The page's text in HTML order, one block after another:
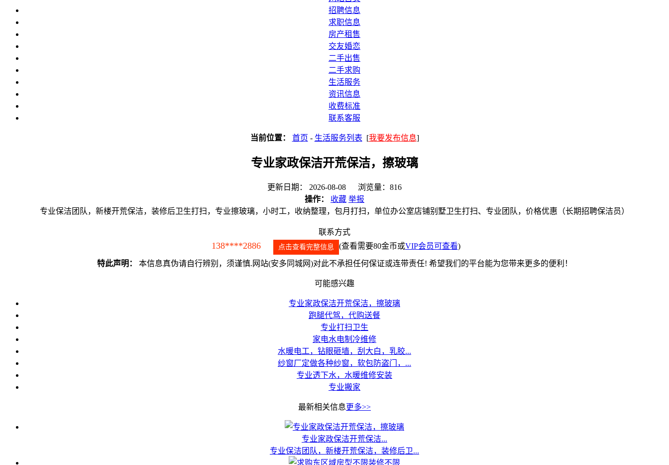
招聘信息
求职信息
房产租售
交友婚恋
二手出售
二手求购
生活服务
资讯信息
收费标准
联系客服
当前位置： 首页 - 生活服务列表 [我要发布信息]
专业家政保洁开荒保洁，擦玻璃
更新日期： 2026-08-08 浏览量：816
操作：
收藏 举报
专业保洁团队，新楼开荒保洁，装修后卫生打扫，专业擦玻璃，小时工，收纳整理，包月打扫，单位办公室店铺别墅卫生打扫、专业团队，价格优惠（长期招聘保洁员）
联系方式
138****2886 点击查看完整信息 (查看需要80金币或VIP会员可查看)
特此声明： 本信息真伪请自行辨别，须谨慎.网站(安多同城网)对此不承担任何保证或连带责任! 希望我们的平台能为您带来更多的便利！
可能感兴趣
专业家政保洁开荒保洁，擦玻璃
跑腿代驾，代购送餐
专业打扫卫生
家电水电制冷维修
水暖电工，钻眼砸墙，刮大白，乳胶...
纱窗厂定做各种纱窗，软包防盗门，...
专业透下水，水暖维修安装
专业搬家
最新相关信息更多>>
专业家政保洁开荒保洁...
专业保洁团队，新楼开荒保洁，装修后卫...